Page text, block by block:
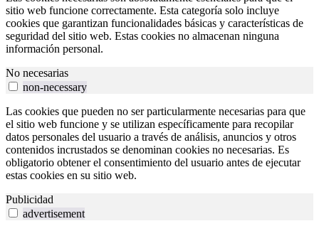
sitio web funcione correctamente. Esta categoría solo incluye
cookies que garantizan funcionalidades básicas y características de
seguridad del sitio web. Estas cookies no almacenan ninguna
información personal.
No necesarias
non-necessary
Las cookies que pueden no ser particularmente necesarias para que
el sitio web funcione y se utilizan específicamente para recopilar
datos personales del usuario a través de análisis, anuncios y otros
contenidos incrustados se denominan cookies no necesarias. Es
obligatorio obtener el consentimiento del usuario antes de ejecutar
estas cookies en su sitio web.
Publicidad
advertisement